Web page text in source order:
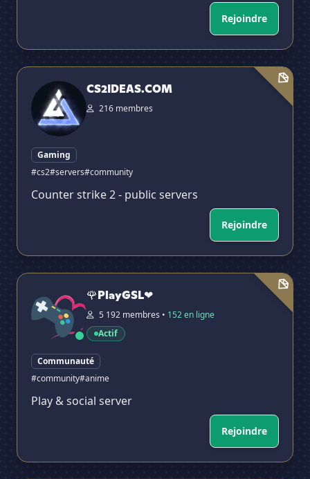
Rejoindre
CS2IDEAS.COM
CS2IDEAS.COM
216 membres
Gaming
#cs2#servers#community
Counter strike 2 - public servers
Rejoindre
🌹PlayGSL❤
🌹PlayGSL❤
5 192 membres • 152 en ligne
Actif
Communauté
#community#anime
Play & social server
Rejoindre